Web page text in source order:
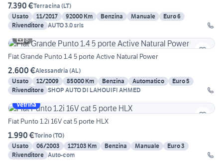
7.390 €Terracina (LT)
Usato
11/2017 92000 Km Benzina Manuale
Euro 6
Rivenditore AUTO 3.0 srls
8
Fiat Grande Punto 1.4 5 porte Active Natural Power
2.600 €Alessandria (AL)
Usato
12/2009 85000 Km Benzina Automatico
Euro 5
Rivenditore SHOP AUTO DI LAHOUIFI AHMED
Vetrina
Fiat Punto 1.2i 16V cat 5 porte HLX
1.990 €Torino(TO)
Usato
06/2003 127103 Km Benzina Manuale
Euro 3
Rivenditore Auto-com